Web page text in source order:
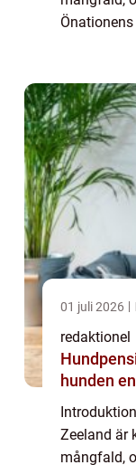
världe...
01 juli 2026
redaktionel
hunden
Zeeland är
mångfald,